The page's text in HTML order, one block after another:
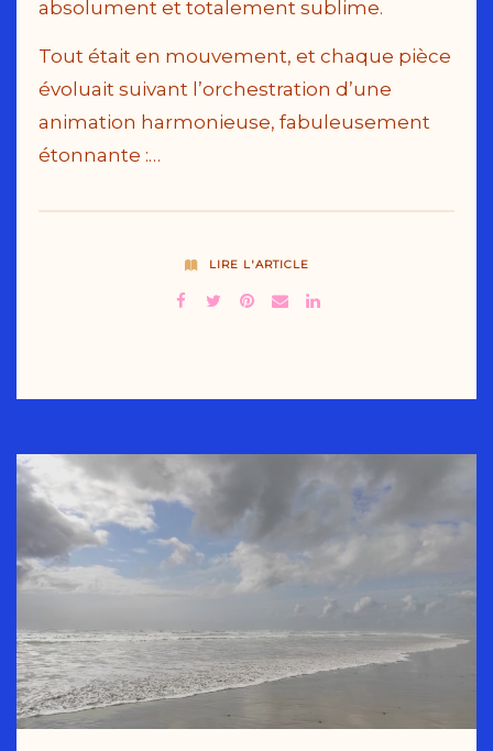
absolument et totalement sublime.
Tout était en mouvement, et chaque pièce
évoluait suivant l’orchestration d’une
animation harmonieuse, fabuleusement
étonnante :…
LIRE L'ARTICLE